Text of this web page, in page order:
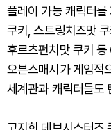
플레이 가능 캐릭터
쿠키, 스트링치즈맛
후르츠펀치맛 쿠키
오븐스매시가 게임적
세계관과 캐릭터들도